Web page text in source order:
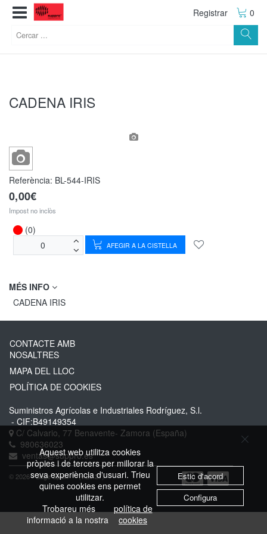
Registrar 0
CADENA IRIS
Referència: BL-544-IRIS
0,00€
Impost no inclòs
(0)
AFEGIR A LA CISTELLA
MÉS INFO
CADENA IRIS
CONTACTE AMB
NOSALTRES
MAPA DEL LLOC
POLÍTICA DE COOKIES
Suministros Agrícolas e Industriales Rodríguez, S.l.
- CIF:B49149354
C/ Calvario, 77 Benavente- Zamora (España)
980636023
ventas@suppro.es
© 2026 - Sage Spain ™ (v.20.27)
Aquest web utilitza cookies
pròpies i de tercers per millorar la
seva experiència d'usuari. Trieu
quines cookies ens permet
utilitzar.
Trobareu més
informació a la nostra
política de
cookies
Estic d'acord
Configura